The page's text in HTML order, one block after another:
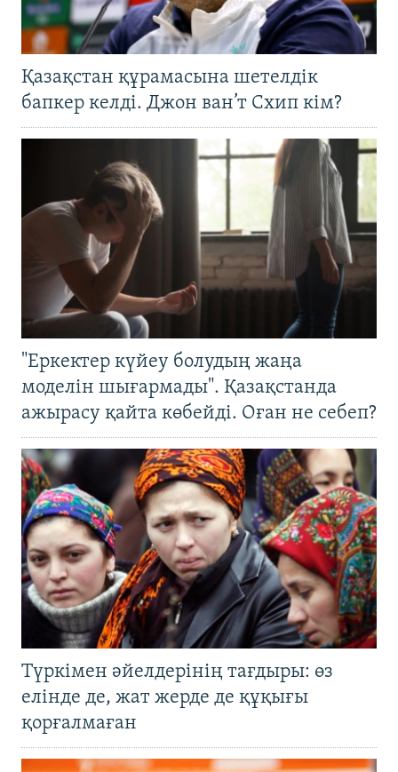
Қазақстан құрамасына шетелдік
бапкер келді. Джон ван’т Схип кім?
"Еркектер күйеу болудың жаңа
моделін шығармады". Қазақстанда
ажырасу қайта көбейді. Оған не себеп?
Түркімен әйелдерінің тағдыры: өз
елінде де, жат жерде де құқығы
қорғалмаған